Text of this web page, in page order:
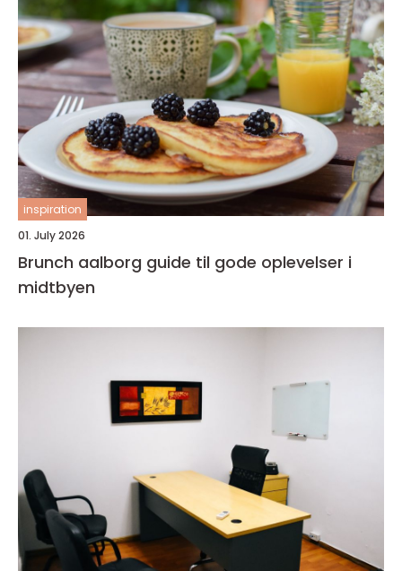
inspiration
01. July 2026
Brunch aalborg guide til gode oplevelser i
midtbyen